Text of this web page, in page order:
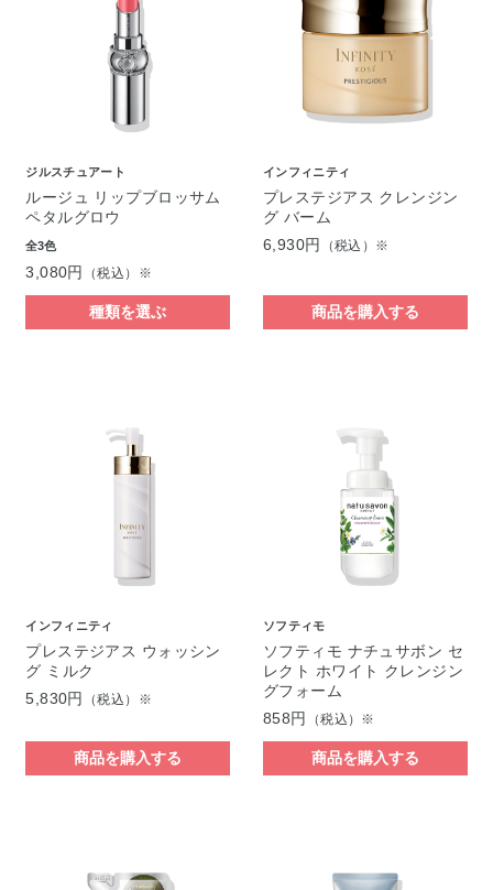
ジルスチュアート
ルージュ リップブロッサム
ペタルグロウ
全3色
3,080円 （税込）※
種類を選ぶ
インフィニティ
プレステジアス クレンジン
グ バーム
6,930円
（税込）※
商品を購入する
インフィニティ
プレステジアス ウォッシン
グ ミルク
5,830円
（税込）※
商品を購入する
ソフティモ
ソフティモ ナチュサボン セ
レクト ホワイト クレンジン
グフォーム
858円
（税込）※
商品を購入する